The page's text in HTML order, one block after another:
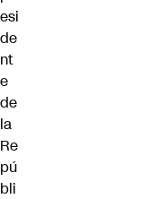
esi
de
nt
e
de
la
Re
pú
bli